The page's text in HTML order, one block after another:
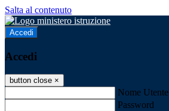
Salta al contenuto
Accedi
Accedi
button close ×
Nome Utente
Password